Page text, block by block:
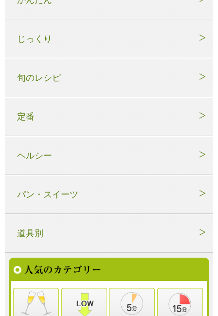
じっくり
旬のレシピ
定番
ヘルシー
パン・スイーツ
道具別